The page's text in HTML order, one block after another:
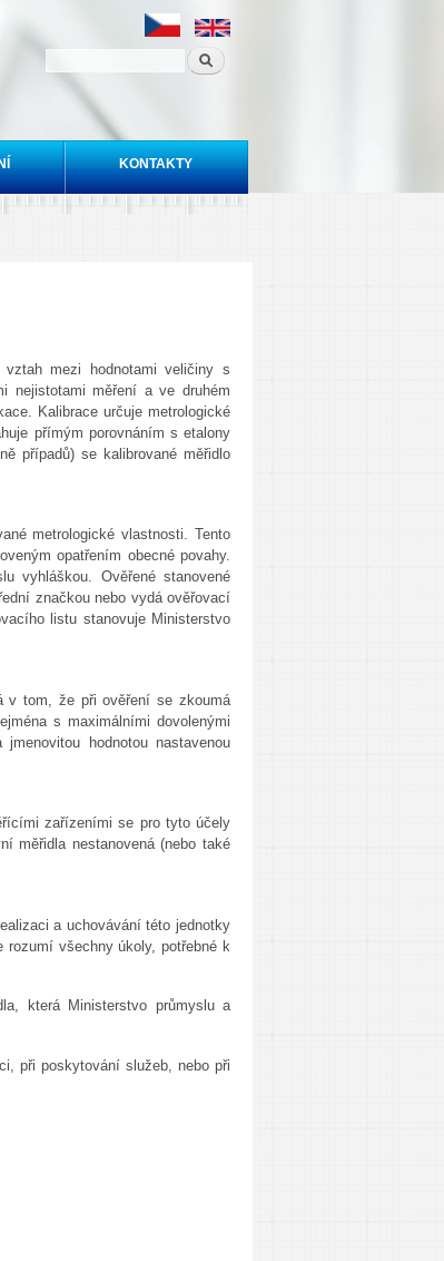
KONTAKTY
mezi hodnotami veličiny s
nejistotami měření a ve druhém
Kalibrace určuje metrologické
přímým porovnáním s etalony
případů) se kalibrované měřidlo
metrologické vlastnosti. Tento
opatřením obecné povahy.
vyhláškou. Ověřené stanovené
značkou nebo vydá ověřovací
listu stanovuje Ministerstvo
v tom, že při ověření se zkoumá
s maximálními dovolenými
hodnotou nastavenou
zařízeními se pro tyto účely
měřidla nestanovená (nebo také
a uchovávání této jednotky
všechny úkoly, potřebné k
která Ministerstvo průmyslu a
při poskytování služeb, nebo při